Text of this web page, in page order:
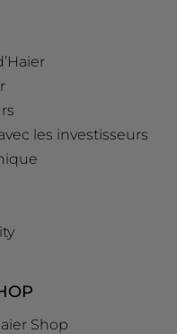
les investisseurs
Shop